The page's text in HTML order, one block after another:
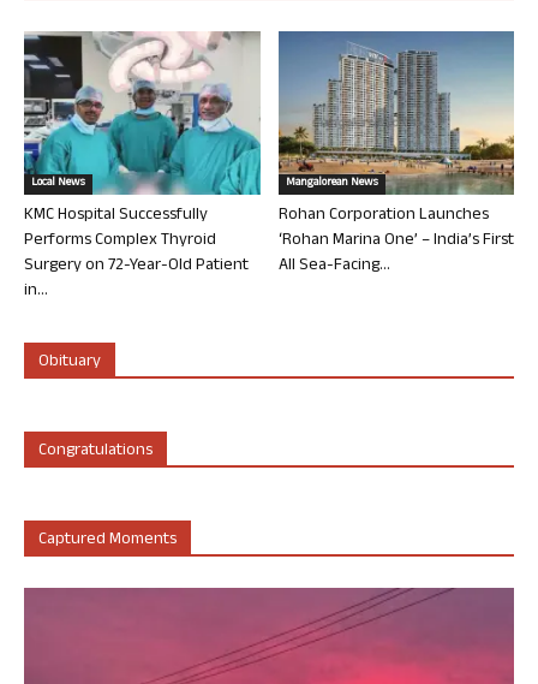
Local News
KMC Hospital Successfully
Performs Complex Thyroid
Surgery on 72-Year-Old Patient
in...
Mangalorean News
Rohan Corporation Launches
‘Rohan Marina One’ – India’s First
All Sea-Facing...
Obituary
Congratulations
Captured Moments